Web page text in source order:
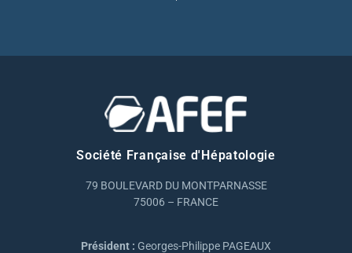
Société Française d'Hépatologie
79 BOULEVARD DU MONTPARNASSE
75006 – FRANCE
Président : Georges-Philippe PAGEAUX